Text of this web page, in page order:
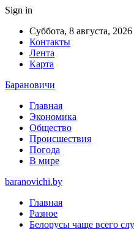
Sign in
Суббота, 8 августа, 2026
Контакты
Лента
Карта
Барановичи
Главная
Экономика
Общество
Происшествия
Погода
В мире
baranovichi.by
Главная
Разное
Белорусы чаще всего